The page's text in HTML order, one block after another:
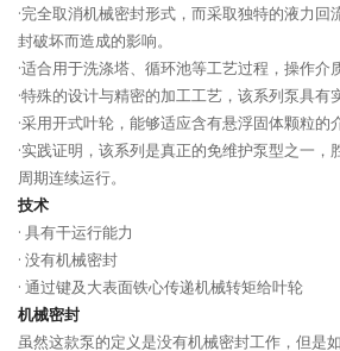
·完全取消机械密封形式，而采取独特的液力回
封破坏而造成的影响。
·适合用于洗涤塔、循环池等工艺过程，操作介
·特殊的设计与精密的加工工艺，该系列泵具有
·采用开式叶轮，能够适应含有悬浮固体颗粒的
·实践证明，该系列是真正的免维护泵型之一，
周期连续运行。
技术
· 具有干运行能力
· 没有机械密封
· 通过键及大表面铁心传递机械转矩给叶轮
机械密封
虽然这款泵的定义是没有机械密封工作，但是